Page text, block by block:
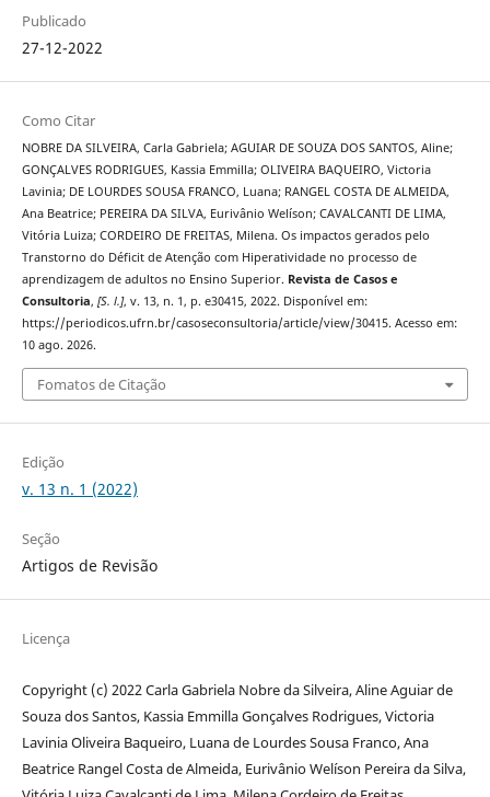
Publicado
27-12-2022
Como Citar
NOBRE DA SILVEIRA, Carla Gabriela; AGUIAR DE SOUZA DOS SANTOS, Aline;
GONÇALVES RODRIGUES, Kassia Emmilla; OLIVEIRA BAQUEIRO, Victoria
Lavinia; DE LOURDES SOUSA FRANCO, Luana; RANGEL COSTA DE ALMEIDA,
Ana Beatrice; PEREIRA DA SILVA, Eurivânio Welíson; CAVALCANTI DE LIMA,
Vitória Luiza; CORDEIRO DE FREITAS, Milena. Os impactos gerados pelo
Transtorno do Déficit de Atenção com Hiperatividade no processo de
aprendizagem de adultos no Ensino Superior. Revista de Casos e
Consultoria, [S. l.], v. 13, n. 1, p. e30415, 2022. Disponível em:
https://periodicos.ufrn.br/casoseconsultoria/article/view/30415. Acesso em:
10 ago. 2026.
Fomatos de Citação
Edição
v. 13 n. 1 (2022)
Seção
Artigos de Revisão
Licença
Copyright (c) 2022 Carla Gabriela Nobre da Silveira, Aline Aguiar de
Souza dos Santos, Kassia Emmilla Gonçalves Rodrigues, Victoria
Lavinia Oliveira Baqueiro, Luana de Lourdes Sousa Franco, Ana
Beatrice Rangel Costa de Almeida, Eurivânio Welíson Pereira da Silva,